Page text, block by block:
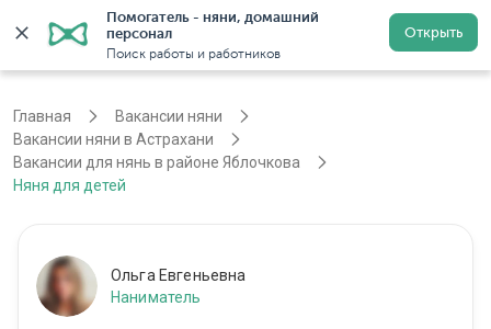
Помогатель - няни, домашний
персонал
Поиск работы и работников
Открыть
Астрахань Регистрация
Главная
Вакансии няни
Вакансии няни в Астрахани
Вакансии для нянь в районе Яблочкова
Няня для детей
Ольга Евгеньевна
Наниматель